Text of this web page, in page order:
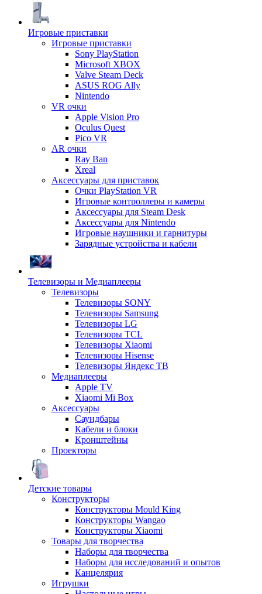
Игровые приставки
Игровые приставки
Sony PlayStation
Microsoft XBOX
Valve Steam Deck
ASUS ROG Ally
Nintendo
VR очки
Apple Vision Pro
Oculus Quest
Pico VR
AR очки
Ray Ban
Xreal
Аксессуары для приставок
Очки PlayStation VR
Игровые контроллеры и камеры
Аксессуары для Steam Desk
Аксессуары для Nintendo
Игровые наушники и гарнитуры
Зарядные устройства и кабели
Телевизоры и Медиаплееры
Телевизоры
Телевизоры SONY
Телевизоры Samsung
Телевизоры LG
Телевизоры TCL
Телевизоры Xiaomi
Телевизоры Hisense
Телевизоры Яндекс ТВ
Медиаплееры
Apple TV
Xiaomi Mi Box
Аксессуары
Саундбары
Кабели и блоки
Кронштейны
Проекторы
Детские товары
Конструкторы
Конструкторы Mould King
Конструкторы Wangao
Конструкторы Xiaomi
Товары для творчества
Наборы для творчества
Наборы для исследований и опытов
Канцелярия
Игрушки